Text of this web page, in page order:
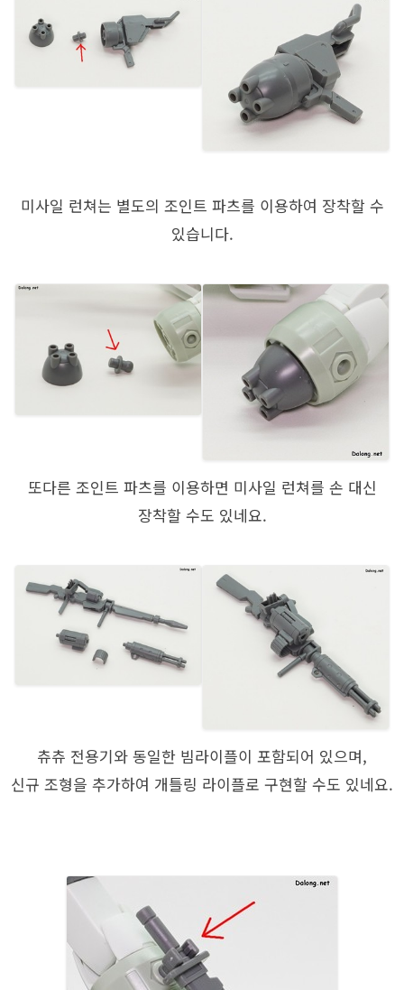
미사일 런쳐는 별도의 조인트 파츠를 이용하여 장착할 수
있습니다.
또다른 조인트 파츠를 이용하면 미사일 런쳐를 손 대신
장착할 수도 있네요.
츄츄 전용기와 동일한 빔라이플이 포함되어 있으며,
신규 조형을 추가하여 개틀링 라이플로 구현할 수도 있네요.